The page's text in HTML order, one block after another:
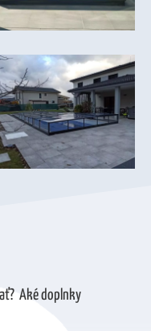
Aké doplnky